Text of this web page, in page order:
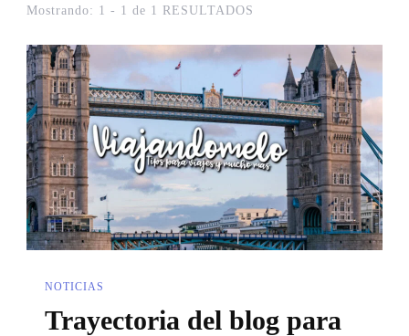
Mostrando: 1 - 1 de 1 RESULTADOS
NOTICIAS
Trayectoria del blog para